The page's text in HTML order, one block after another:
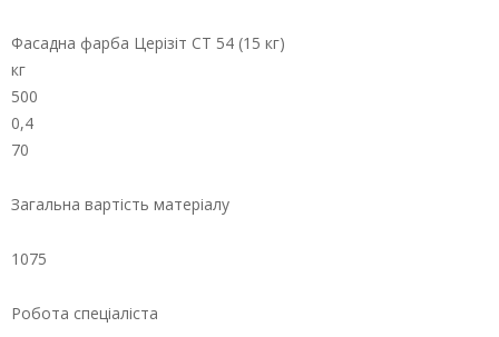
Фасадна фарба Церізіт СТ 54 (15 кг)
кг
500
0,4
70
Загальна вартість матеріалу
1075
Робота спеціаліста